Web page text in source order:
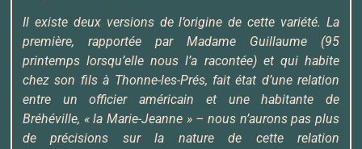
Il existe deux versions de l’origine de cette variété. La
première, rapportée par Madame Guillaume (95
printemps lorsqu’elle nous l’a racontée) et qui habite
chez son fils à Thonne-les-Prés, fait état d’une relation
entre un officier américain et une habitante de
Bréhéville, « la Marie-Jeanne » – nous n’aurons pas plus
de précisions sur la nature de cette relation